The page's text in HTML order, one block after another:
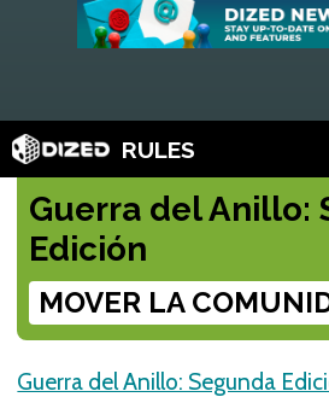
RULES
Guerra del Anillo:
Edición
MOVER LA
Guerra del Anillo: Segunda